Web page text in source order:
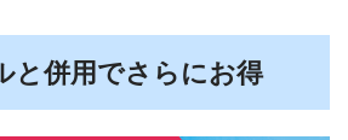
と併用でさらにお得